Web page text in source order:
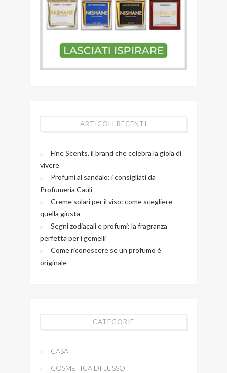
ARTICOLI RECENTI
Fine Scents, il brand che celebra la gioia di
vivere
Profumi al sandalo: i consigliati da
Profumeria Cauli
Creme solari per il viso: come scegliere
quella giusta
Segni zodiacali e profumi: la fragranza
perfetta per i gemelli
Come riconoscere se un profumo è
originale
CATEGORIE
CASA
COSMETICA DI LUSSO